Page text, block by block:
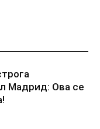
Мадрид: Ова се